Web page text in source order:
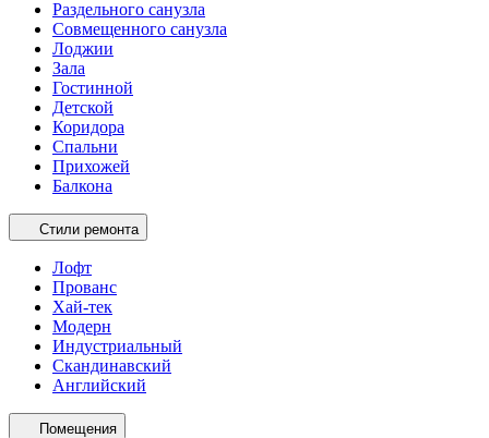
Раздельного санузла
Совмещенного санузла
Лоджии
Зала
Гостинной
Детской
Коридора
Спальни
Прихожей
Балкона
Стили ремонта
Лофт
Прованс
Хай-тек
Модерн
Индустриальный
Скандинавский
Английский
Помещения